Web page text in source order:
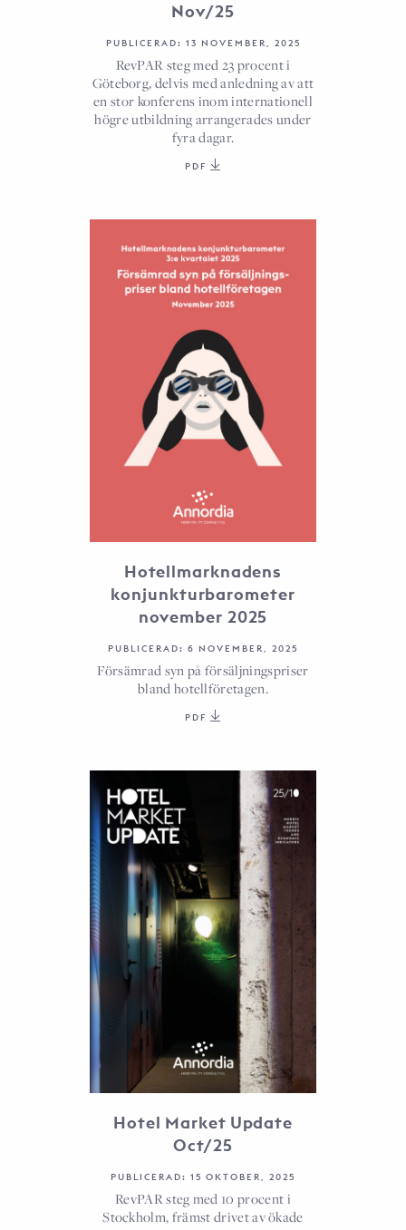
Nov/25
PUBLICERAD: 13 NOVEMBER, 2025
RevPAR steg med 23 procent i
Göteborg, delvis med anledning av att
en stor konferens inom internationell
högre utbildning arrangerades under
fyra dagar.
PDF
Hotellmarknadens
konjunkturbarometer
november 2025
PUBLICERAD: 6 NOVEMBER, 2025
Försämrad syn på försäljningspriser
bland hotellföretagen.
PDF
Hotel Market Update
Oct/25
PUBLICERAD: 15 OKTOBER, 2025
RevPAR steg med 10 procent i
Stockholm, främst drivet av ökade